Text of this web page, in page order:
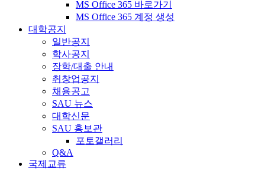
MS Office 365 바로가기
MS Office 365 계정 생성
대학공지
일반공지
학사공지
장학/대출 안내
취창업공지
채용공고
SAU 뉴스
대학신문
SAU 홍보관
포토갤러리
Q&A
국제교류